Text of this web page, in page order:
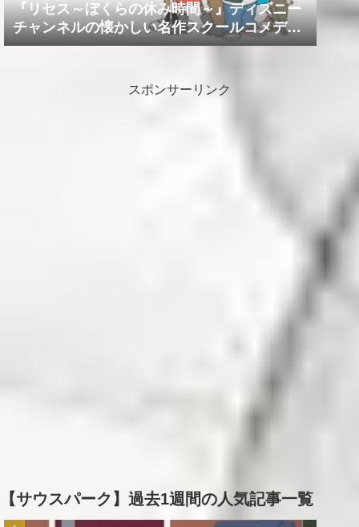
『リセス～ぼくらの休み時間～』ディズニー
チャンネルの懐かしい名作スクールコメデ
ィ！！
スポンサーリンク
【サウスパーク】過去1週間の人気記事一覧